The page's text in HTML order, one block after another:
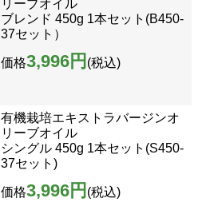
リーブオイル
ブレンド 450g 1本セット(B450-
37セット）
価格3,996円 (税込)
有機栽培エキストラバージンオ
リーブオイル
シングル 450g 1本セット(S450-
37セット)
価格3,996円 (税込)